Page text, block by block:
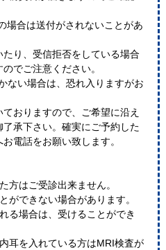
場合は送付がされないことがあ
り、受信拒否をしている場合
でご注意ください。
ない場合は、恐れ入りますがお
おりますので、ご希望に沿え
承下さい。確実にご予約した
電話をお願い致します。
方はご受診出来ません。
ができない場合があります。
る場合は、受けることができ
耳を入れている方はMRI検査が